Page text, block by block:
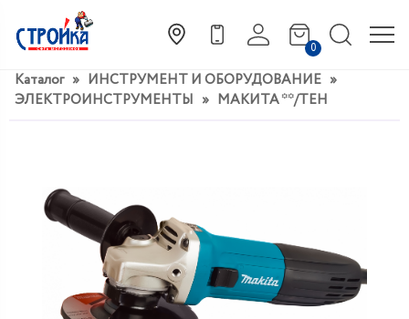
0
Каталог » ИНСТРУМЕНТ И ОБОРУДОВАНИЕ »
ЭЛЕКТРОИНСТРУМЕНТЫ » МАКИТА **/ТЕН